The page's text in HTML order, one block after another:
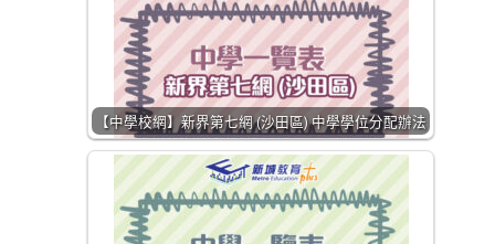
【中學校網】新界第七網 (沙田區) 中學學位分配辦法